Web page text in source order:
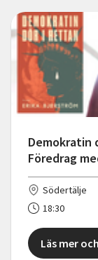
Demokratin
Föredrag
Södertälje
18:30
Läs mer